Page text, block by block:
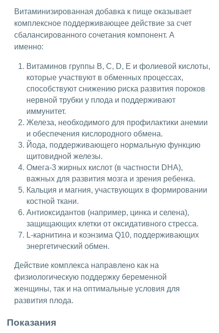
Витаминизированная добавка к пище оказывает
комплексное поддерживающее действие за счет
сбалансированного сочетания компонент. А
именно:
Витаминов группы B, C, D, E и фолиевой кислоты,
которые участвуют в обменных процессах,
способствуют снижению риска развития пороков
нервной трубки у плода и поддерживают
иммунитет.
Железа, необходимого для профилактики анемии
и обеспечения кислородного обмена.
Йода, поддерживающего нормальную функцию
щитовидной железы.
Омега-3 жирных кислот (в частности DHA),
важных для развития мозга и зрения ребенка.
Кальция и магния, участвующих в формировании
костной ткани.
Антиоксидантов (например, цинка и селена),
защищающих клетки от оксидативного стресса.
L-карнитина и коэнзима Q10, поддерживающих
энергетический обмен.
Действие комплекса направлено как на
физиологическую поддержку беременной
женщины, так и на оптимальные условия для
развития плода.
Показания